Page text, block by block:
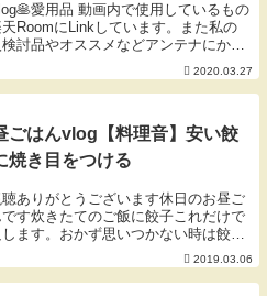
愛用品 動画内で使用しているもの
天RoomにLinkしています。また私の
討品やオススメなどアンテナにかか
ものをLinkしているお買い物メモでも
す。ご活用いただけたら幸いです🐰
のないものは楽天扱い無しor...
2020.03.27
ごはんvlog【料理音】安い餃
焼き目をつける
聴ありがとうございます休日のお昼ご
です炊きたてのご飯に餃子これだけで
ます。おかず思いつかない時は餃子
かります✿お弁当動画✿我が家のお弁
～20分の間で朝食と一緒に作ってい
は時短で味付けや調理することが多
2019.03.06